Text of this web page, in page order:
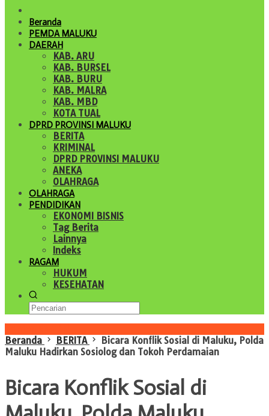
Beranda
PEMDA MALUKU
DAERAH
KAB. ARU
KAB. BURSEL
KAB. BURU
KAB. MALRA
KAB. MBD
KOTA TUAL
DPRD PROVINSI MALUKU
BERITA
KRIMINAL
DPRD PROVINSI MALUKU
ANEKA
OLAHRAGA
OLAHRAGA
PENDIDIKAN
EKONOMI BISNIS
Tag Berita
Lainnya
Indeks
RAGAM
HUKUM
KESEHATAN
Beranda
BERITA
Bicara Konflik Sosial di Maluku, Polda
Maluku Hadirkan Sosiolog dan Tokoh Perdamaian
Bicara Konflik Sosial di